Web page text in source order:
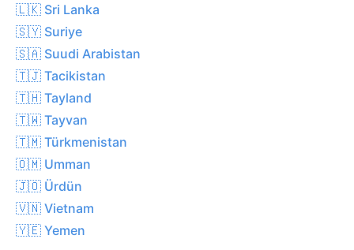
🇱🇰 Sri Lanka
🇸🇾 Suriye
🇸🇦 Suudi Arabistan
🇹🇯 Tacikistan
🇹🇭 Tayland
🇹🇼 Tayvan
🇹🇲 Türkmenistan
🇴🇲 Umman
🇯🇴 Ürdün
🇻🇳 Vietnam
🇾🇪 Yemen